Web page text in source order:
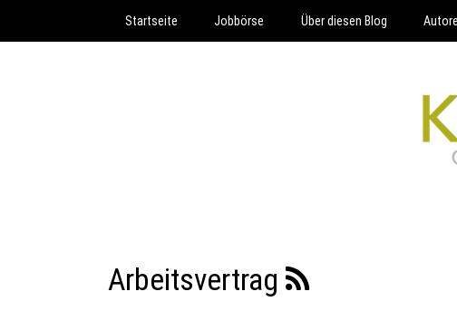
Startseite Jobbörse Über diesen Blog
Arbeitsvertrag